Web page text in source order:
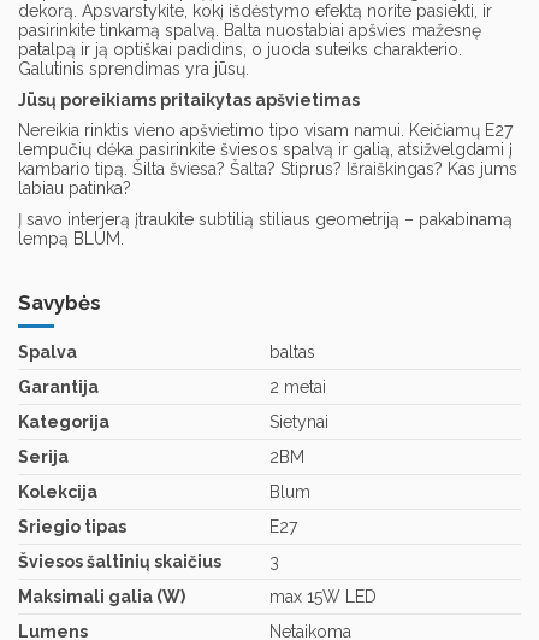
dekorą. Apsvarstykite, kokį išdėstymo efektą norite pasiekti, ir
pasirinkite tinkamą spalvą. Balta nuostabiai apšvies mažesnę
patalpą ir ją optiškai padidins, o juoda suteiks charakterio.
Galutinis sprendimas yra jūsų.
Jūsų poreikiams pritaikytas apšvietimas
Nereikia rinktis vieno apšvietimo tipo visam namui. Keičiamų E27
lempučių dėka pasirinkite šviesos spalvą ir galią, atsižvelgdami į
kambario tipą. Šilta šviesa? Šalta? Stiprus? Išraiškingas? Kas jums
labiau patinka?
Į savo interjerą įtraukite subtilią stiliaus geometriją – pakabinamą
lempą BLUM.
Savybės
Spalva
baltas
Garantija
2 metai
Kategorija
Sietynai
Serija
2BM
Kolekcija
Blum
Sriegio tipas
E27
Šviesos šaltinių skaičius
3
Maksimali galia (W)
max 15W LED
Lumens
Netaikoma